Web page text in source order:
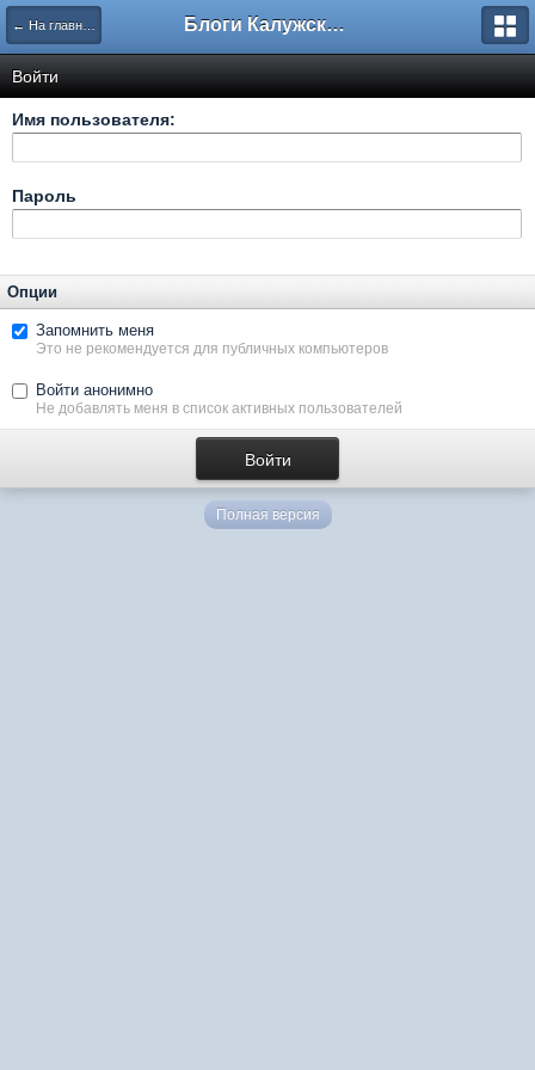
← На главную Блоги Калужского перекрестка
Войти
Имя пользователя:
Пароль
Опции
Запомнить меня
Это не рекомендуется для публичных компьютеров
Войти анонимно
Не добавлять меня в список активных пользователей
Полная версия